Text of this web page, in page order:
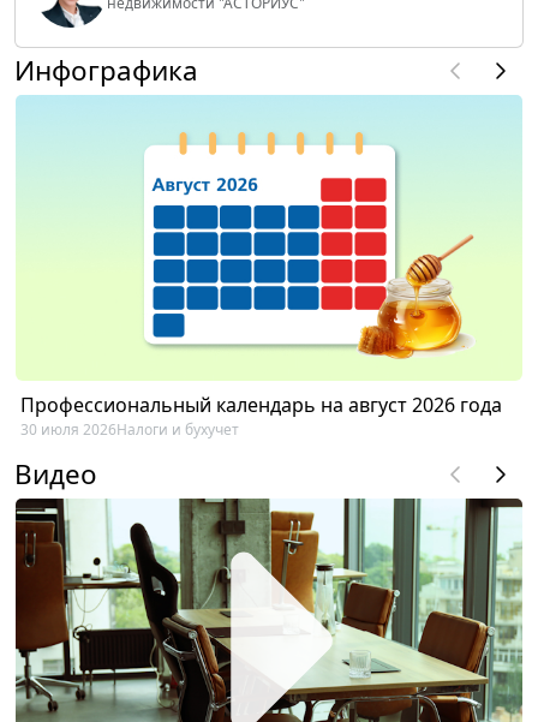
Инфографика
Профессиональный календарь на август 2026 года
30 июля 2026Налоги и бухучет
Видео